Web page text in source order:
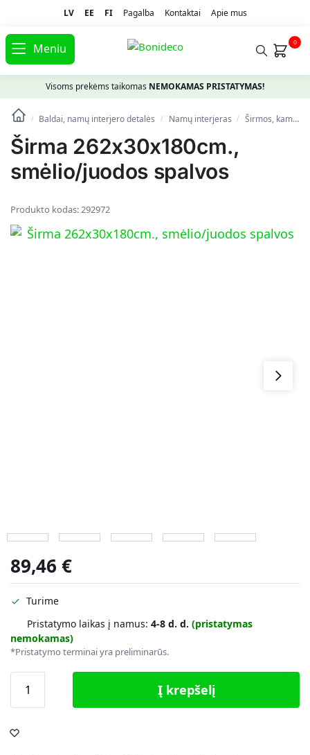
LV EE FI Pagalba Kontaktai Apie mus
Meniu 0
Visoms prekėms taikomas NEMOKAMAS PRISTATYMAS!
/ Baldai, namų interjero detalės / Namų interjeras / Širmos, kambario pertvaros
Širma 262x30x180cm.,
smėlio/juodos spalvos
Produkto kodas:292972
89,46 €
Turime
Pristatymo laikas į namus: 4-8 d. d. (pristatymas
nemokamas)
*Pristatymo terminai yra preliminarūs.
Į krepšelį